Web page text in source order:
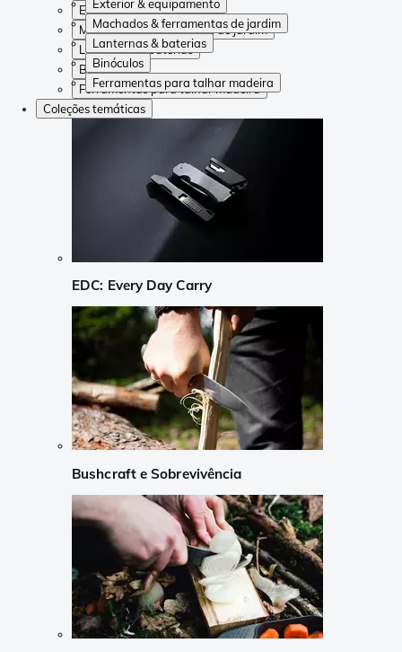
Exterior & equipamento
Machados & ferramentas de jardim
Lanternas & baterias
Binóculos
Ferramentas para talhar madeira
Exterior & equipamento
Machados & ferramentas de jardim
Lanternas & baterias
Binóculos
Ferramentas para talhar madeira
Coleções temáticas
EDC: Every Day Carry
Bushcraft e Sobrevivência